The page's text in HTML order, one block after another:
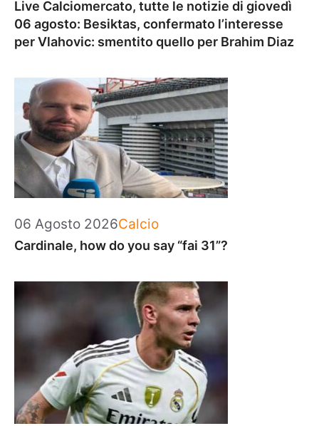
Live Calciomercato, tutte le notizie di giovedì
06 agosto: Besiktas, confermato l’interesse
per Vlahovic: smentito quello per Brahim Diaz
06 Agosto 2026Categorie
Calcio
Cardinale, how do you say “fai 31”?